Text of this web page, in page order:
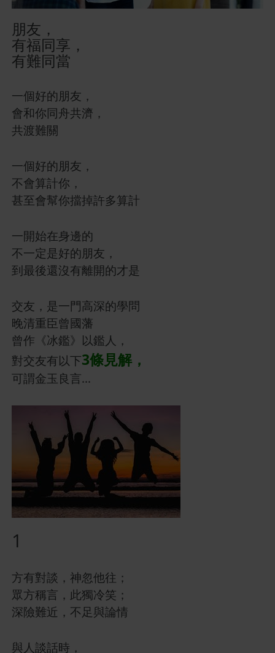
朋友，
有福同享，
有難同當
一個好的朋友，
會和你同舟共濟，
共渡難關
一個好的朋友，
不會算計你，
甚至會幫你擋掉許多算計
一開始在身邊的
不一定是好的朋友，
到最後還沒有離開的才是
交友，是一門高深的學問
晚清重臣曾國藩
曾作《冰鑑》以鑑人，
對交友有以下3條見解，
可謂金玉良言...
1
方有對談，神忽他往；
眾方稱言，此獨冷笑；
深險難近，不足與論情
與人談話時，